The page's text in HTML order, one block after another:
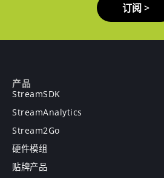
订阅 >
产品
StreamSDK
StreamAnalytics
Stream2Go
硬件模组
贴牌产品